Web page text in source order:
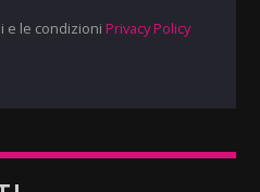
e le condizioni Privacy Policy